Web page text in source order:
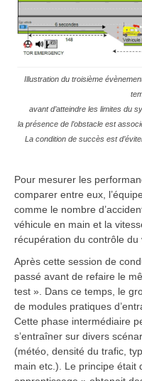
Illustration du troisième
avant d’atteindre les limites du
la présence de l’obstacle est
La condition de succès est
Pour mesurer les
comparer entre eux,
comme le nombre
véhicule en main et la
récupération du contrôle du
Après cette session de
passé avant de refaire le
test ». Dans ce temps, le
de modules pratiques
Cette phase intermédiaire
s’entraîner sur divers
(météo, densité du trafic,
main etc.). Le principe était